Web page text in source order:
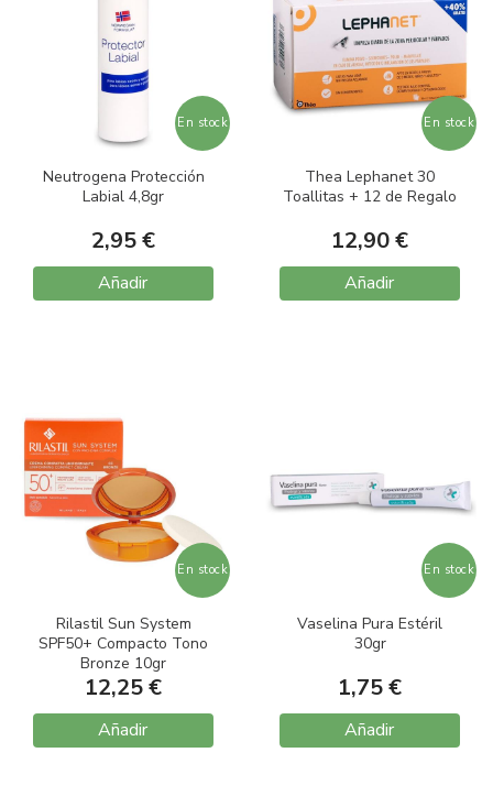
En stock
Neutrogena Protección
Labial 4,8gr
2,95 €
Añadir
En stock
Thea Lephanet 30
Toallitas + 12 de Regalo
12,90 €
Añadir
En stock
Rilastil Sun System
SPF50+ Compacto Tono
Bronze 10gr
12,25 €
Añadir
En stock
Vaselina Pura Estéril
30gr
1,75 €
Añadir